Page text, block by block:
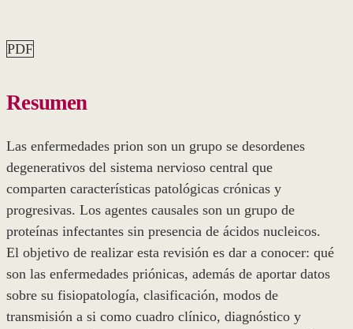
PDF
Resumen
Las enfermedades prion son un grupo se desordenes
degenerativos del sistema nervioso central que
comparten características patológicas crónicas y
progresivas. Los agentes causales son un grupo de
proteínas infectantes sin presencia de ácidos nucleicos.
El objetivo de realizar esta revisión es dar a conocer: qué
son las enfermedades priónicas, además de aportar datos
sobre su fisiopatología, clasificación, modos de
transmisión a si como cuadro clínico, diagnóstico y